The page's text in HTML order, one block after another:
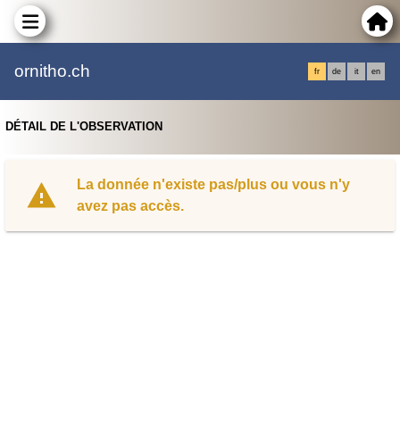
ornitho.ch fr de it en
DÉTAIL DE L'OBSERVATION
La donnée n'existe pas/plus ou vous n'y
avez pas accès.